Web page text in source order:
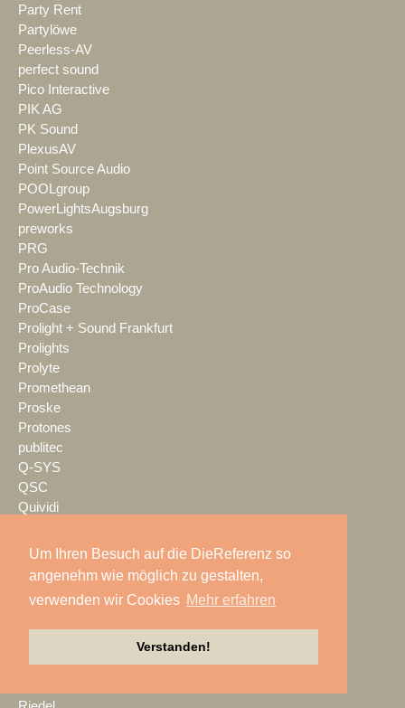
Um Ihren Besuch auf die DieReferenz so
angenehm wie möglich zu gestalten,
verwenden wir Cookies Mehr erfahren
Verstanden!
Party Rent
Partylöwe
Peerless-AV
perfect sound
Pico Interactive
PIK AG
PK Sound
PlexusAV
Point Source Audio
POOLgroup
PowerLightsAugsburg
preworks
PRG
Pro Audio-Technik
ProAudio Technology
ProCase
Prolight + Sound Frankfurt
Prolights
Prolyte
Promethean
Proske
Protones
publitec
Q-SYS
QSC
Quividi
Rain Age
Rauschenberger Catering
RENT EVENT TEC
rent4event
Reprofil